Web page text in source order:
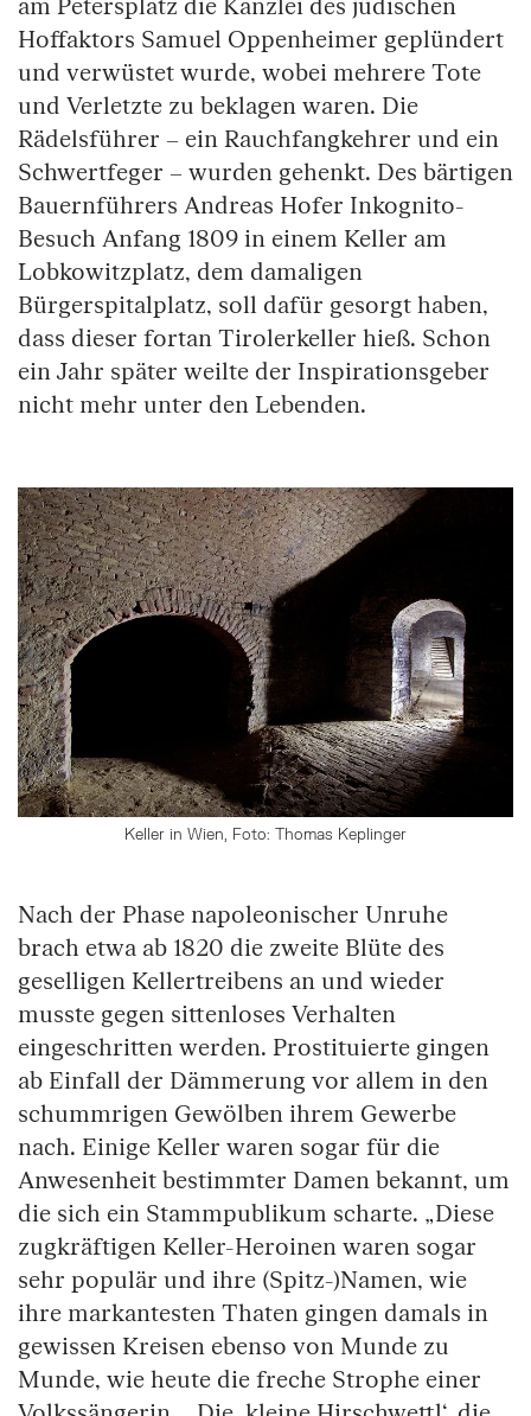
am Petersplatz die Kanzlei des jüdischen
Hoffaktors Samuel Oppenheimer geplündert
und verwüstet wurde, wobei mehrere Tote
und Verletzte zu beklagen waren. Die
Rädelsführer – ein Rauchfangkehrer und ein
Schwertfeger – wurden gehenkt. Des bärtigen
Bauernführers Andreas Hofer Inkognito-
Besuch Anfang 1809 in einem Keller am
Lobkowitzplatz, dem damaligen
Bürgerspitalplatz, soll dafür gesorgt haben,
dass dieser fortan Tirolerkeller hieß. Schon
ein Jahr später weilte der Inspirationsgeber
nicht mehr unter den Lebenden.
Keller in Wien, Foto: Thomas Keplinger
Nach der Phase napoleonischer Unruhe
brach etwa ab 1820 die zweite Blüte des
geselligen Kellertreibens an und wieder
musste gegen sittenloses Verhalten
eingeschritten werden. Prostituierte gingen
ab Einfall der Dämmerung vor allem in den
schummrigen Gewölben ihrem Gewerbe
nach. Einige Keller waren sogar für die
Anwesenheit bestimmter Damen bekannt, um
die sich ein Stammpublikum scharte. „Diese
zugkräftigen Keller-Heroinen waren sogar
sehr populär und ihre (Spitz-)Namen, wie
ihre markantesten Thaten gingen damals in
gewissen Kreisen ebenso von Munde zu
Munde, wie heute die freche Strophe einer